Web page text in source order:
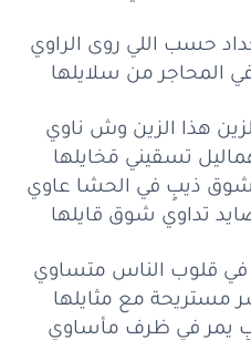
ثارت النار
وهوايلها
صابرولاقاوي
وشالحيلةوأحايلها
ولكن عرشهاخاوي
ما تلحقأصايلها
فيبناتالبدوما ياوي
سترهايخفيدلايلها
حسب اللي روى الراوي
المحاجر من سلايلها
هذا الزين وش ناوي
تسقيني مَخايلها
ذيبٍ في الحشا عاوي
تداوي شوق قايلها
في قلوب الناس متساوي
مستريحة مع مثايلها
يمر في ظرف مأساوي